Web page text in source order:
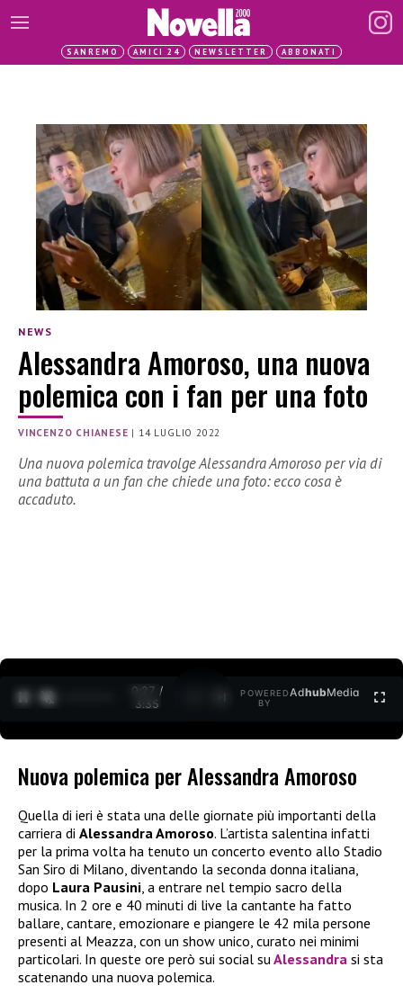
SANREMO AMICI 24 NEWSLETTER ABBONATI
NEWS
Alessandra Amoroso, una nuova
polemica con i fan per una foto
VINCENZO CHIANESE | 14 LUGLIO 2022
Una nuova polemica travolge Alessandra Amoroso per via di
una battuta a un fan che chiede una foto: ecco cosa è
accaduto.
0:27 /
3:35
POWERED
BY
AdhubMedia
Nuova polemica per Alessandra Amoroso
Quella di ieri è stata una delle giornate più importanti della
carriera di Alessandra Amoroso. L’artista salentina infatti
per la prima volta ha tenuto un concerto evento allo Stadio
San Siro di Milano, diventando la seconda donna italiana,
dopo Laura Pausini, a entrare nel tempio sacro della
musica. In 2 ore e 40 minuti di live la cantante ha fatto
ballare, cantare, emozionare e piangere le 42 mila persone
presenti al Meazza, con un show unico, curato nei minimi
particolari. In queste ore però sui social suAlessandra si sta
scatenando una nuova polemica.